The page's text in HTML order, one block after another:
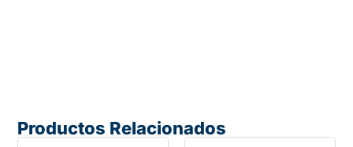
Productos Relacionados